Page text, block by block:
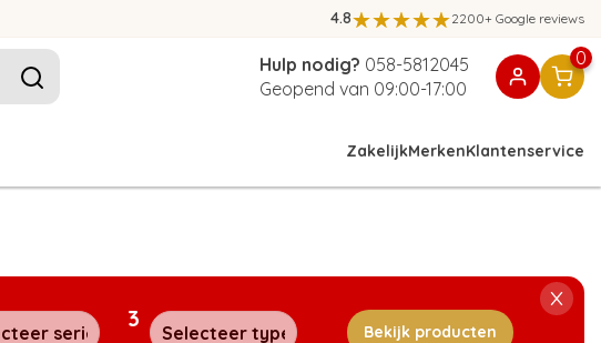
4.8 2200+ Google reviews
Hulp nodig? 058-5812045
Geopend van 09:00-17:00
0
ZakelijkMerkenKlantenservice
3 Bekijk producten